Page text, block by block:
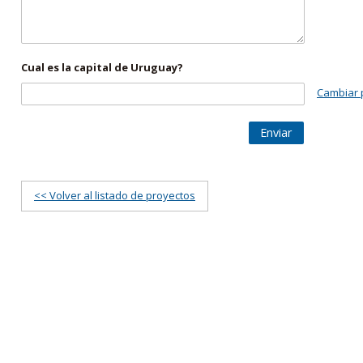
Cual es la capital de Uruguay?
Cambiar
Enviar
<< Volver al listado de proyectos